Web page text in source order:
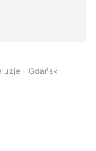
- Gdańsk